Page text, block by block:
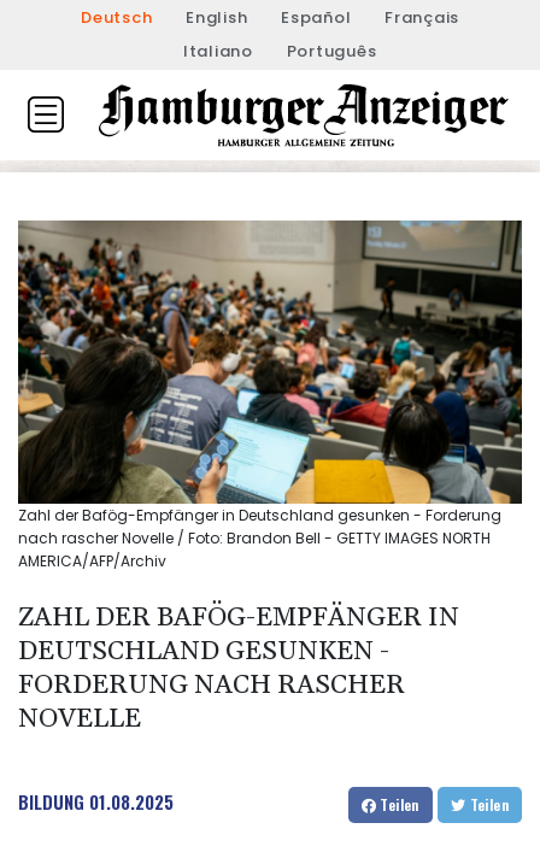
Deutsch English Español
Français
Italiano
Português
Zahl der Bafög-Empfänger in Deutschland gesunken - Forderung
nach rascher Novelle / Foto: Brandon Bell - GETTY IMAGES NORTH
AMERICA/AFP/Archiv
ZAHL DER BAFÖG-EMPFÄNGER IN
DEUTSCHLAND GESUNKEN -
FORDERUNG NACH RASCHER
NOVELLE
BILDUNG 01.08.2025 Teilen Teilen